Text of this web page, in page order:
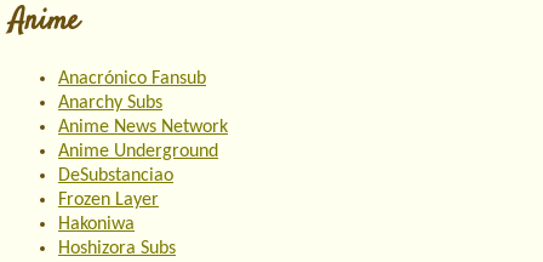
Anime
Anacrónico Fansub
Anarchy Subs
Anime News Network
Anime Underground
DeSubstanciao
Frozen Layer
Hakoniwa
Hoshizora Subs